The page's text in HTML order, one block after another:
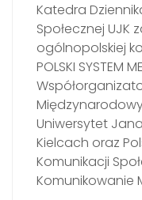
Katedra
Społecznej UJK
ogólnopolskiej
POLSKI SYSTEM
Uniwersytet
Kielcach oraz
Komunikacji
Komunikowanie